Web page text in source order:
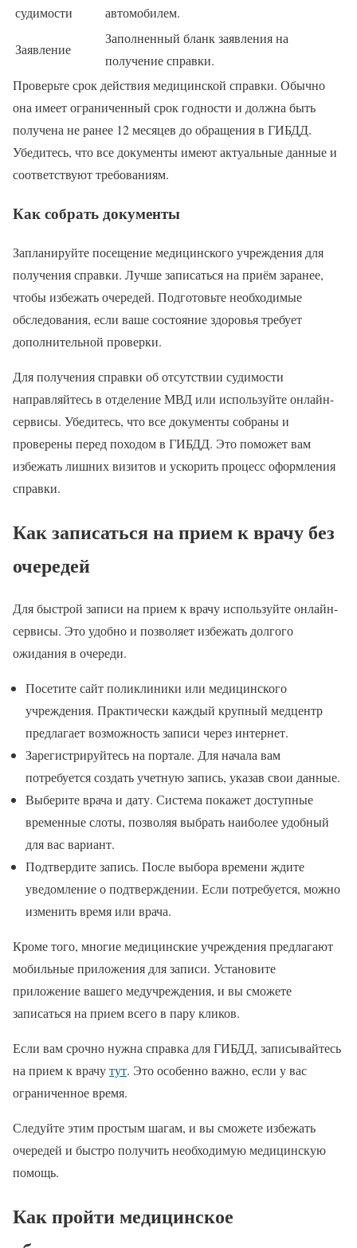
судимости
автомобилем.
Заявление
Заполненный бланк заявления на
получение справки.
Проверьте срок действия медицинской справки. Обычно
она имеет ограниченный срок годности и должна быть
получена не ранее 12 месяцев до обращения в ГИБДД.
Убедитесь, что все документы имеют актуальные данные и
соответствуют требованиям.
Как собрать документы
Запланируйте посещение медицинского учреждения для
получения справки. Лучше записаться на приём заранее,
чтобы избежать очередей. Подготовьте необходимые
обследования, если ваше состояние здоровья требует
дополнительной проверки.
Для получения справки об отсутствии судимости
направляйтесь в отделение МВД или используйте онлайн-
сервисы. Убедитесь, что все документы собраны и
проверены перед походом в ГИБДД. Это поможет вам
избежать лишних визитов и ускорить процесс оформления
справки.
Как записаться на прием к врачу без
очередей
Для быстрой записи на прием к врачу используйте онлайн-
сервисы. Это удобно и позволяет избежать долгого
ожидания в очереди.
Посетите сайт поликлиники или медицинского
учреждения. Практически каждый крупный медцентр
предлагает возможность записи через интернет.
Зарегистрируйтесь на портале. Для начала вам
потребуется создать учетную запись, указав свои данные.
Выберите врача и дату. Система покажет доступные
временные слоты, позволяя выбрать наиболее удобный
для вас вариант.
Подтвердите запись. После выбора времени ждите
уведомление о подтверждении. Если потребуется, можно
изменить время или врача.
Кроме того, многие медицинские учреждения предлагают
мобильные приложения для записи. Установите
приложение вашего медучреждения, и вы сможете
записаться на прием всего в пару кликов.
Если вам срочно нужна справка для ГИБДД, записывайтесь
на прием к врачутут. Это особенно важно, если у вас
ограниченное время.
Следуйте этим простым шагам, и вы сможете избежать
очередей и быстро получить необходимую медицинскую
помощь.
Как пройти медицинское